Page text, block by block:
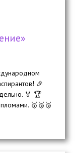
🎉
🏅 🏆
🥇🥈🥉